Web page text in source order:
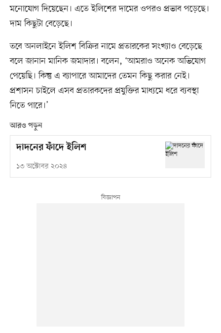
মনোযোগ দিয়েছেন। এতে ইলিশের দামের ওপরও প্রভাব পড়েছে।
দাম কিছুটা বেড়েছে।
তবে অনলাইনে ইলিশ বিক্রির নামে প্রতারকের সংখ্যাও বেড়েছে
বলে জানান মানিক জমাদার। বলেন, ‘আমরাও অনেক অভিযোগ
পেয়েছি। কিন্তু এ ব্যাপারে আমাদের তেমন কিছু করার নেই।
প্রশাসন চাইলে এসব প্রতারকদের প্রযুক্তির মাধ্যমে ধরে ব্যবস্থা
নিতে পারে।’
আরও পড়ুন
দাদনের ফাঁদে ইলিশ
১৩ অক্টোবর ২০২৪